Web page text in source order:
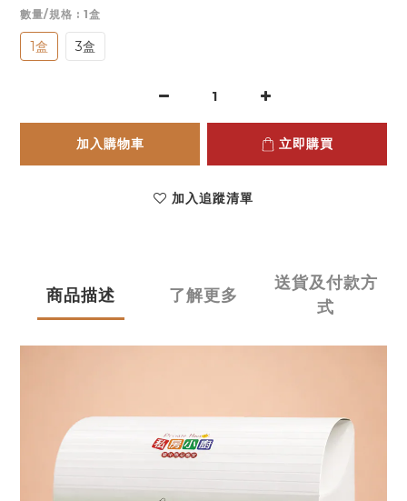
數量/規格 : 1盒
1盒 3盒
加入購物車 立即購買
加入追蹤清單
商品描述 了解更多
送貨及付款方
式